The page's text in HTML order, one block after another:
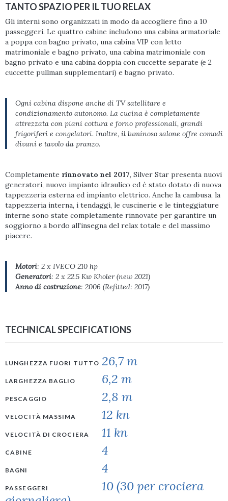
TANTO SPAZIO PER IL TUO RELAX
Gli interni sono organizzati in modo da accogliere fino a 10
passeggeri. Le quattro cabine includono una cabina armatoriale
a poppa con bagno privato, una cabina VIP con letto
matrimoniale e bagno privato, una cabina matrimoniale con
bagno privato e una cabina doppia con cuccette separate (e 2
cuccette pullman supplementari) e bagno privato.
Ogni cabina dispone anche di TV satellitare e
condizionamento autonomo. La cucina è completamente
attrezzata con piani cottura e forno professionali, grandi
frigoriferi e congelatori. Inoltre, il luminoso salone offre comodi
divani e tavolo da pranzo.
Completamente rinnovato nel 2017, Silver Star presenta nuovi
generatori, nuovo impianto idraulico ed è stato dotato di nuova
tappezzeria esterna ed impianto elettrico. Anche la cambusa, la
tappezzeria interna, i tendaggi, le cuscinerie e le tinteggiature
interne sono state completamente rinnovate per garantire un
soggiorno a bordo all'insegna del relax totale e del massimo
piacere.
Motori: 2 x IVECO 210 hp
Generatori: 2 x 22.5 Kw Kholer (new 2021)
Anno di costruzione: 2006 (Refitted: 2017)
TECHNICAL SPECIFICATIONS
LUNGHEZZA FUORI TUTTO 26,7 m
LARGHEZZA BAGLIO 6,2 m
PESCAGGIO 2,8 m
VELOCITÀ MASSIMA 12 kn
VELOCITÀ DI CROCIERA 11 kn
CABINE 4
BAGNI 4
PASSEGGERI
10 (30 per crociera